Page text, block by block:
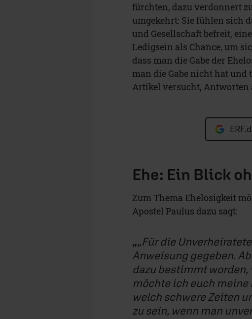
fürchten, dazu verdonnert
umgekehrt: Sie fühlen sich
und Gesellschaft befreit,
Ledigsein als Chance, um
dass man die Gabe der
man die Gabe nicht hat und
Artikel versucht, Antworten
Ehe: Ein Blick
Zum Thema Ehelosigkeit
Apostel Paulus dazu sagt:
„Für die
Anweisung gegeben.
dazu bestimmt
möchte ich euch meine
welch schwere Zeiten
zu sein, wenn man